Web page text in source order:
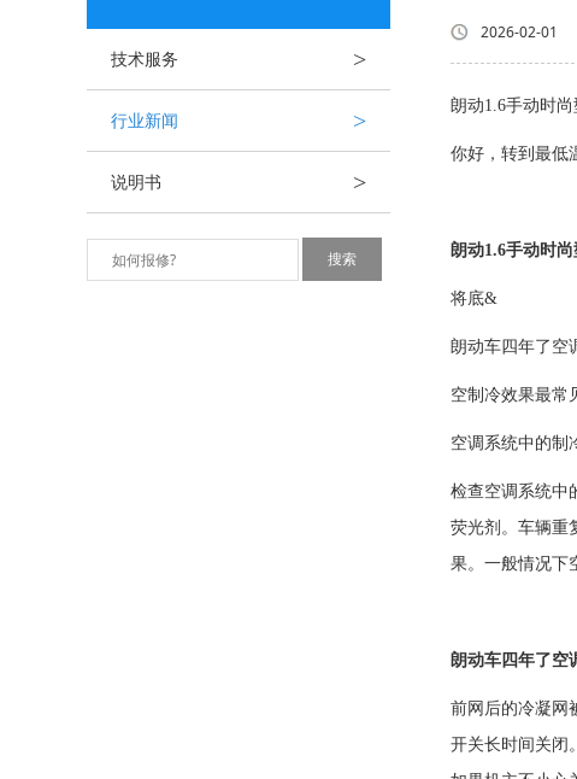
技术服务 >
行业新闻 >
说明书 >
2026-02-01
朗动1.6手动时
你好，转到最低
朗动1.6手动时
将底&
朗动车四年了空
空制冷效果最常
空调系统中的制
检查空调系统中
荧光剂。车辆重
果。一般情况下
朗动车四年了空
前网后的冷凝网
开关长时间关闭